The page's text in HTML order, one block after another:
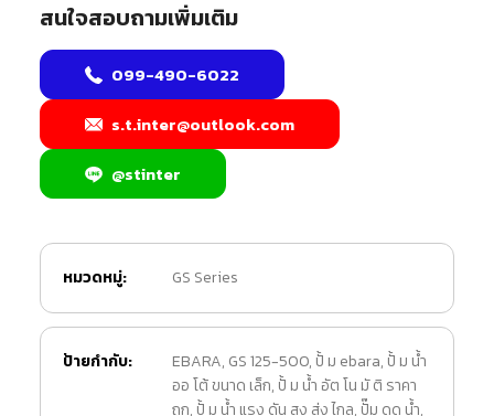
สนใจสอบถามเพิ่มเติม
099-490-6022
s.t.inter@outlook.com
@stinter
หมวดหมู่: GS Series
ป้ายกำกับ: EBARA, GS 125-500, ปั้ ม ebara, ปั้ ม น้ำ
ออ โต้ ขนาด เล็ก, ปั้ ม น้ำ อัต โน มั ติ ราคา
ถูก, ปั้ ม น้ำ แรง ดัน สูง ส่ง ไกล, ปั๊ม ดูด น้ำ,